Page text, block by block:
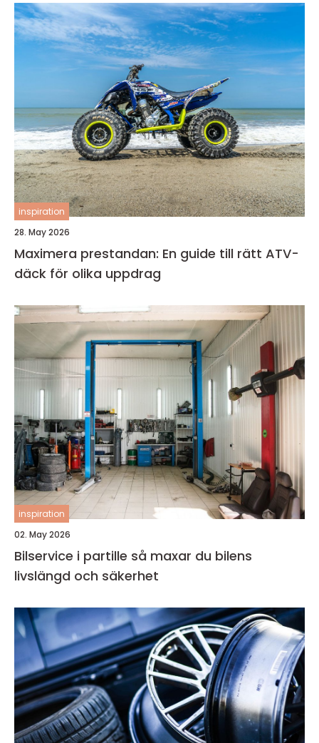
inspiration
28. May 2026
Maximera prestandan: En guide till rätt ATV-
däck för olika uppdrag
inspiration
02. May 2026
Bilservice i partille så maxar du bilens
livslängd och säkerhet